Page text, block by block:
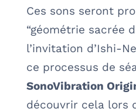
Ces sons seront
“géométrie sacrée
l’invitation d’Ishi-
ce processus de
SonoVibration
découvrir cela lors